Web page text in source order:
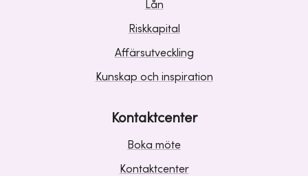
Lån
Riskkapital
Affärsutveckling
Kunskap och inspiration
Kontaktcenter
Boka möte
Kontaktcenter